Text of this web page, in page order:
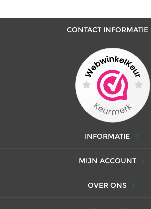
CONTACT INFORMATIE
INFORMATIE
MIJN ACCOUNT
OVER ONS